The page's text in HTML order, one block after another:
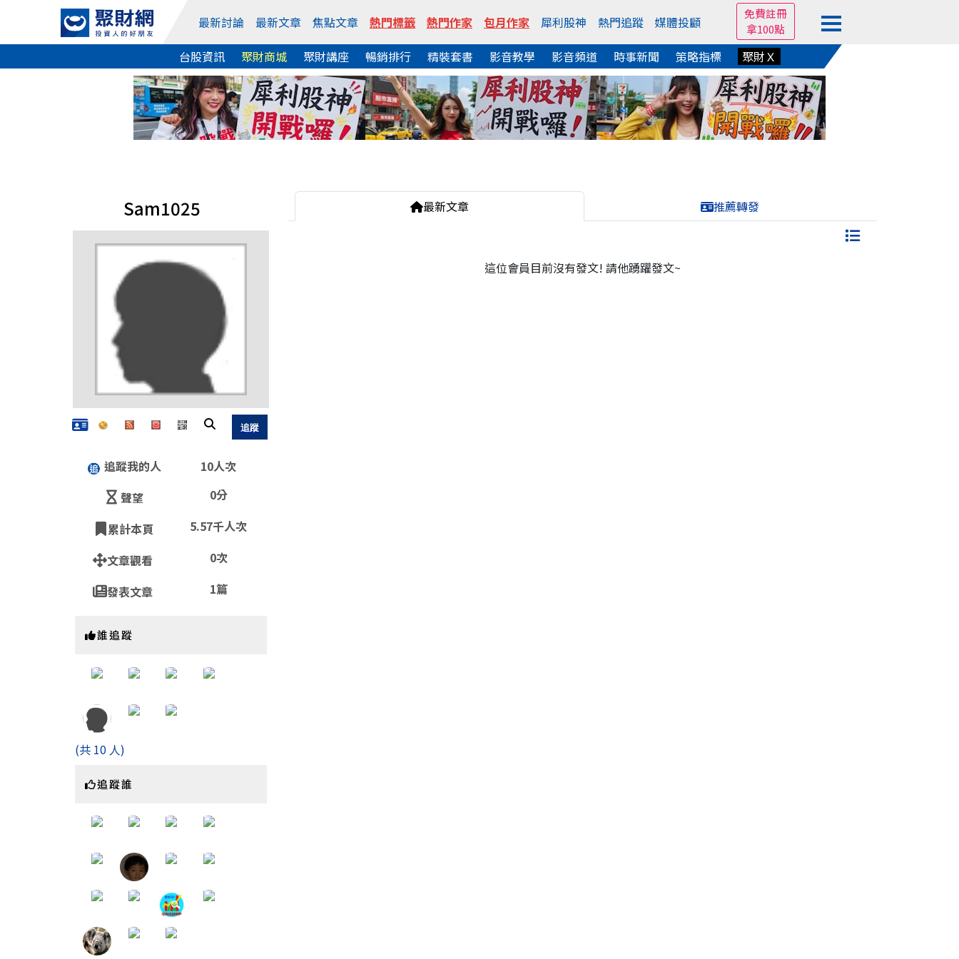
最新討論 最新文章 焦點文章 熱門標籤 熱門作家 包月作家 犀利股神 熱門追蹤 媒體投顧
免費註冊
拿100點
台股資訊 聚財商城 聚財講座 暢銷排行 精裝套書 影音教學 影音頻道 時事新聞 策略指標 聚財Ｘ
Sam1025
追蹤我的人
10人次
聲望
0分
累計本頁
5.57千人次
文章觀看
0次
發表文章
1篇
誰追蹤
(共 10 人)
追蹤誰
最新文章 推薦轉發
這位會員目前沒有發文! 請他踴躍發文~